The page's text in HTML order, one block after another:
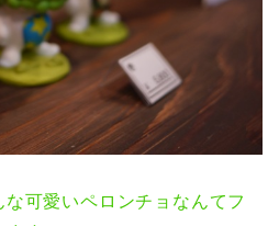
可愛いペロンチョなんてフ